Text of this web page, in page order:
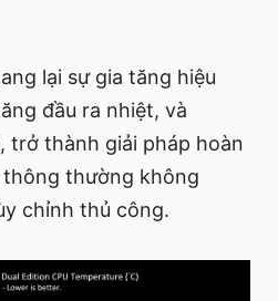
lại sự gia tăng hiệu
đầu ra nhiệt, và
trở thành giải pháp hoàn
thường không
chỉnh thủ công.